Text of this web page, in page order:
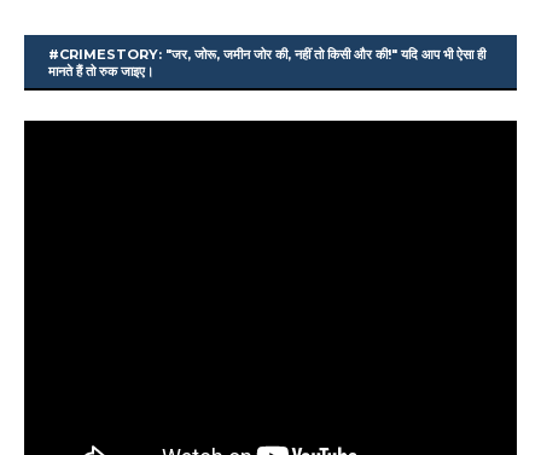
#CRIMESTORY: "जर, जोरू, जमीन जोर की, नहीं तो किसी और की!" यदि आप भी ऐसा ही
मानते हैं तो रुक जाइए।